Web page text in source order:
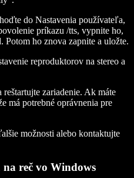
do Nastavenia používateľa,
príkazu /tts, vypnite ho,
Potom ho znova zapnite a uložte.
reproduktorov na stereo a
zariadenie. Ak máte
má potrebné oprávnenia pre
možnosti alebo kontaktujte
reč vo Windows